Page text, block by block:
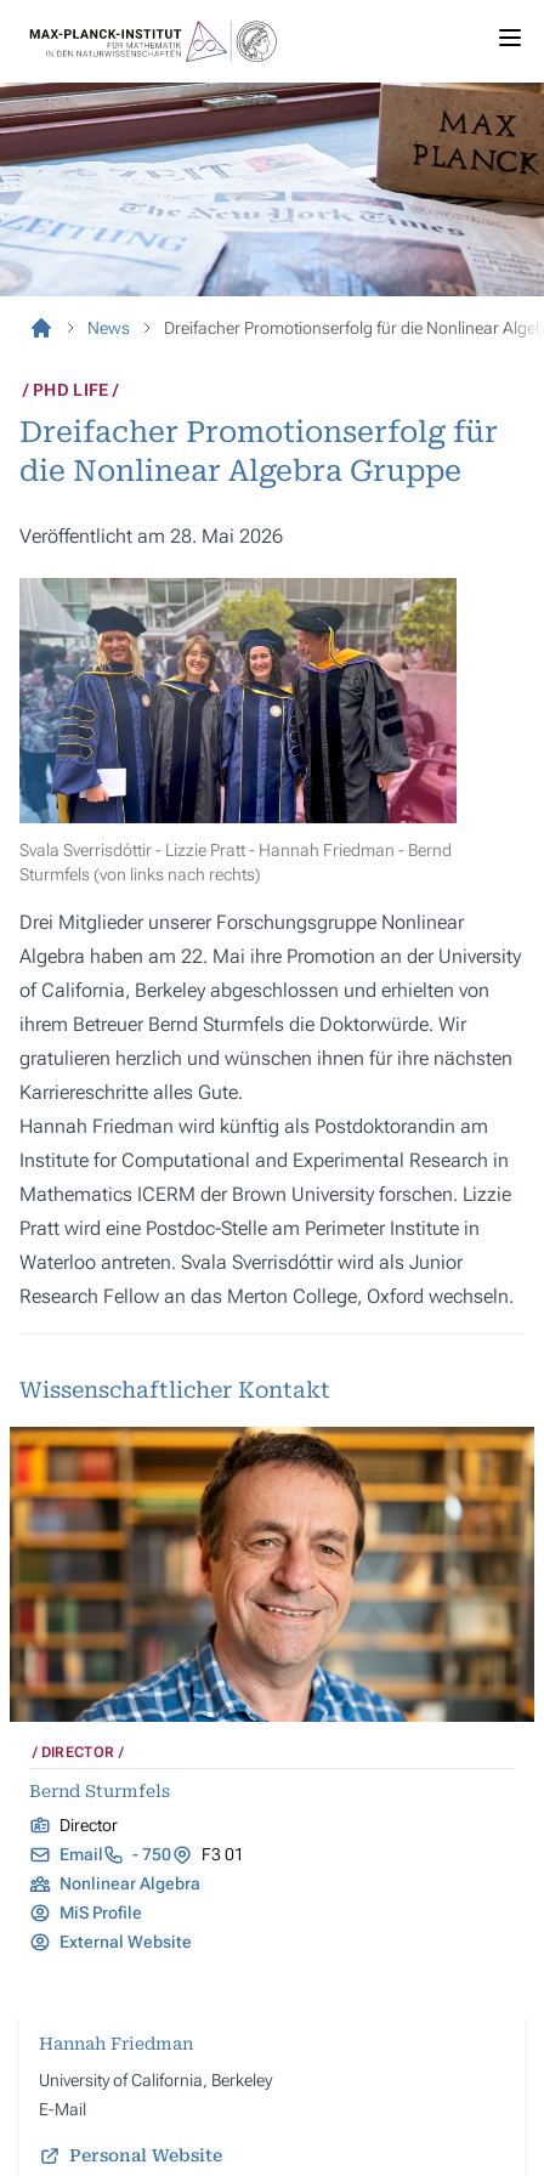
News Dreifacher Promotionserfolg für die Nonlinear
PHD LIFE
Dreifacher Promotionserfolg für
die Nonlinear Algebra Gruppe
Veröffentlicht am 28. Mai 2026
Svala Sverrisdóttir - Lizzie Pratt - Hannah Friedman - Bernd
Sturmfels (von links nach rechts)
Drei Mitglieder unserer Forschungsgruppe Nonlinear
Algebra haben am 22. Mai ihre Promotion an der University
of California, Berkeley abgeschlossen und erhielten von
ihrem Betreuer Bernd Sturmfels die Doktorwürde. Wir
gratulieren herzlich und wünschen ihnen für ihre nächsten
Karriereschritte alles Gute.
Hannah Friedman wird künftig als Postdoktorandin am
Institute for Computational and Experimental Research in
Mathematics ICERM der Brown University forschen. Lizzie
Pratt wird eine Postdoc-Stelle am Perimeter Institute in
Waterloo antreten. Svala Sverrisdóttir wird als Junior
Research Fellow an das Merton College, Oxford wechseln.
Wissenschaftlicher Kontakt
DIRECTOR
Bernd Sturmfels
Director
Email
- 750
F3 01
Nonlinear Algebra
MiS Profile
External Website
Hannah Friedman
University of California, Berkeley
E-Mail
Personal Website